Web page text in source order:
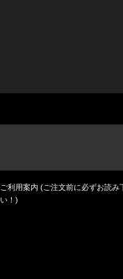
ご利用案内 (ご注文前に必ずお読み
い！)